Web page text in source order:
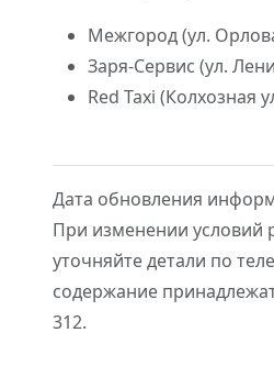
Межгород (ул.
Заря-Сервис (ул.
Red Taxi (Колхозная
Дата обновления
При изменении условий
уточняйте детали по
содержание
312.